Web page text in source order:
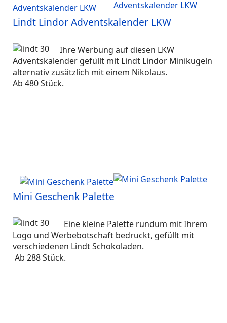
Lindt Lindor Adventskalender LKW
Ihre Werbung auf diesen LKW
Adventskalender gefüllt mit Lindt Lindor Minikugeln
alternativ zusätzlich mit einem Nikolaus.
Ab 480 Stück.
Mini Geschenk Palette
Eine kleine Palette rundum mit Ihrem
Logo und Werbebotschaft bedruckt, gefüllt mit
verschiedenen Lindt Schokoladen.
Ab 288 Stück.